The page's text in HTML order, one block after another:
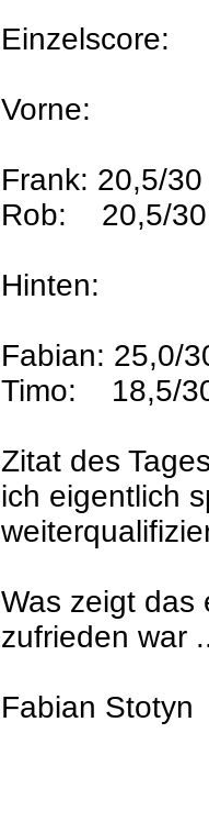
Einzelscore:
Vorne:
Frank: 20,5/30
Rob: 20,5/30
Hinten:
Fabian: 25,0/
Timo: 18,5/
Zitat des
ich eigentlich
Was zeigt das
zufrieden war
Fabian Stotyn